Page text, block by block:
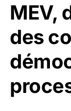
MEV,
des